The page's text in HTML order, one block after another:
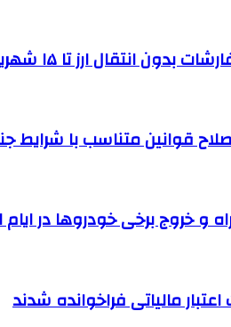
انتقال ارز تا ۱۵ شهریور
قوانین متناسب با شرایط
خروج برخی خودروها در ایام
مالیاتی فراخوانده شدند